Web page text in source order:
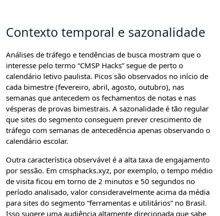
Contexto temporal e sazonalidade
Análises de tráfego e tendências de busca mostram que o
interesse pelo termo “CMSP Hacks” segue de perto o
calendário letivo paulista. Picos são observados no início de
cada bimestre (fevereiro, abril, agosto, outubro), nas
semanas que antecedem os fechamentos de notas e nas
vésperas de provas bimestrais. A sazonalidade é tão regular
que sites do segmento conseguem prever crescimento de
tráfego com semanas de antecedência apenas observando o
calendário escolar.
Outra característica observável é a alta taxa de engajamento
por sessão. Em cmsphacks.xyz, por exemplo, o tempo médio
de visita ficou em torno de 2 minutos e 50 segundos no
período analisado, valor consideravelmente acima da média
para sites do segmento “ferramentas e utilitários” no Brasil.
Isso sugere uma audiência altamente direcionada que sabe